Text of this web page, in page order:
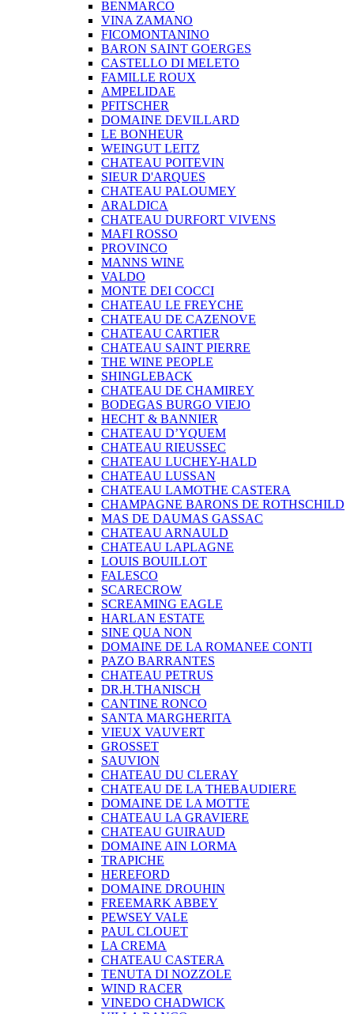
BENMARCO
VINA ZAMANO
FICOMONTANINO
BARON SAINT GOERGES
CASTELLO DI MELETO
FAMILLE ROUX
AMPELIDAE
PFITSCHER
DOMAINE DEVILLARD
LE BONHEUR
WEINGUT LEITZ
CHATEAU POITEVIN
SIEUR D'ARQUES
CHATEAU PALOUMEY
ARALDICA
CHATEAU DURFORT VIVENS
MAFI ROSSO
PROVINCO
MANNS WINE
VALDO
MONTE DEI COCCI
CHATEAU LE FREYCHE
CHATEAU DE CAZENOVE
CHATEAU CARTIER
CHATEAU SAINT PIERRE
THE WINE PEOPLE
SHINGLEBACK
CHATEAU DE CHAMIREY
BODEGAS BURGO VIEJO
HECHT & BANNIER
CHATEAU D’YQUEM
CHATEAU RIEUSSEC
CHATEAU LUCHEY-HALD
CHATEAU LUSSAN
CHATEAU LAMOTHE CASTERA
CHAMPAGNE BARONS DE ROTHSCHILD
MAS DE DAUMAS GASSAC
CHATEAU ARNAULD
CHATEAU LAPLAGNE
LOUIS BOUILLOT
FALESCO
SCARECROW
SCREAMING EAGLE
HARLAN ESTATE
SINE QUA NON
DOMAINE DE LA ROMANEE CONTI
PAZO BARRANTES
CHATEAU PETRUS
DR.H.THANISCH
CANTINE RONCO
SANTA MARGHERITA
VIEUX VAUVERT
GROSSET
SAUVION
CHATEAU DU CLERAY
CHATEAU DE LA THEBAUDIERE
DOMAINE DE LA MOTTE
CHATEAU LA GRAVIERE
CHATEAU GUIRAUD
DOMAINE AIN LORMA
TRAPICHE
HEREFORD
DOMAINE DROUHIN
FREEMARK ABBEY
PEWSEY VALE
PAUL CLOUET
LA CREMA
CHATEAU CASTERA
TENUTA DI NOZZOLE
WIND RACER
VINEDO CHADWICK